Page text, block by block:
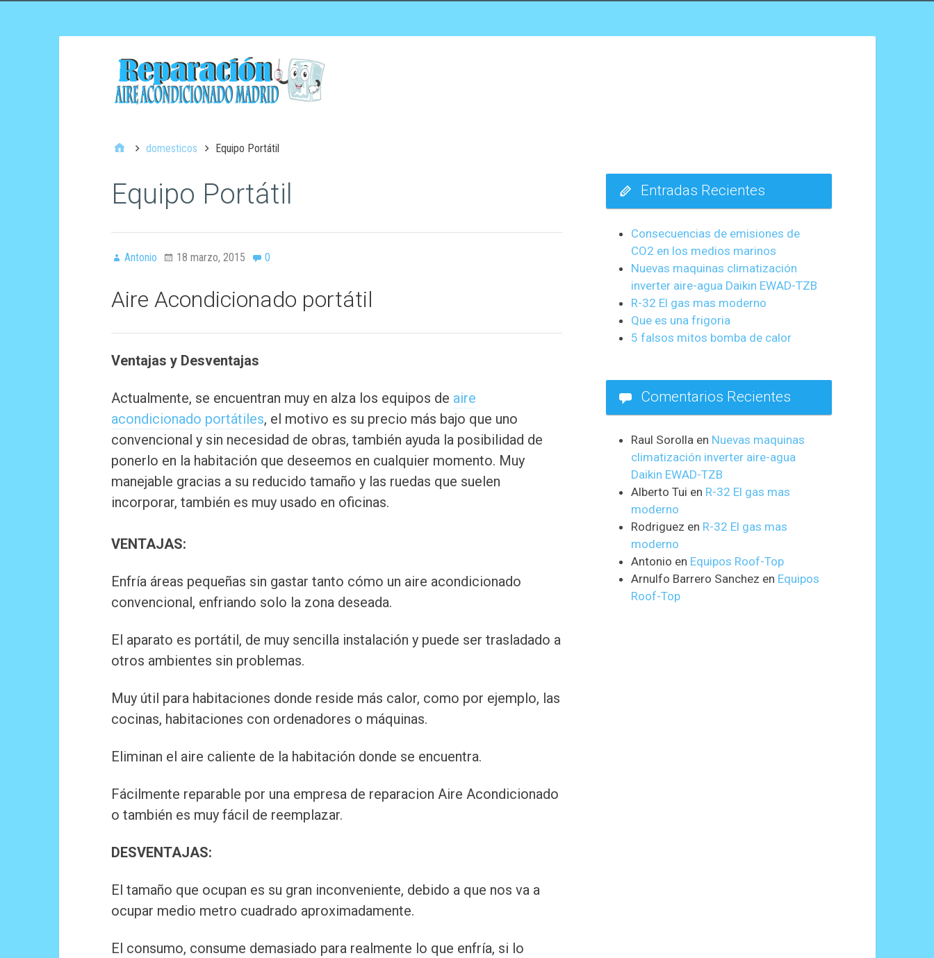
domesticos Equipo Portátil
Equipo Portátil
Antonio 18 marzo, 2015 0
Aire Acondicionado portátil
Ventajas y Desventajas
Actualmente, se encuentran muy en alza los equipos de aire
acondicionado portátiles, el motivo es su precio más bajo que uno
convencional y sin necesidad de obras, también ayuda la posibilidad de
ponerlo en la habitación que deseemos en cualquier momento. Muy
manejable gracias a su reducido tamaño y las ruedas que suelen
incorporar, también es muy usado en oficinas.
VENTAJAS:
Enfría áreas pequeñas sin gastar tanto cómo un aire acondicionado
convencional, enfriando solo la zona deseada.
El aparato es portátil, de muy sencilla instalación y puede ser trasladado a
otros ambientes sin problemas.
Muy útil para habitaciones donde reside más calor, como por ejemplo, las
cocinas, habitaciones con ordenadores o máquinas.
Eliminan el aire caliente de la habitación donde se encuentra.
Fácilmente reparable por una empresa de reparacion Aire Acondicionado
o también es muy fácil de reemplazar.
DESVENTAJAS:
El tamaño que ocupan es su gran inconveniente, debido a que nos va a
ocupar medio metro cuadrado aproximadamente.
El consumo, consume demasiado para realmente lo que enfría, si lo
Entradas Recientes
Consecuencias de emisiones de
CO2 en los medios marinos
Nuevas maquinas climatización
inverter aire-agua Daikin EWAD-TZB
R-32 El gas mas moderno
Que es una frigoria
5 falsos mitos bomba de calor
Comentarios Recientes
Raul Sorolla en Nuevas maquinas
climatización inverter aire-agua
Daikin EWAD-TZB
Alberto Tui en R-32 El gas mas
moderno
Rodriguez en R-32 El gas mas
moderno
Antonio en Equipos Roof-Top
Arnulfo Barrero Sanchez en Equipos
Roof-Top